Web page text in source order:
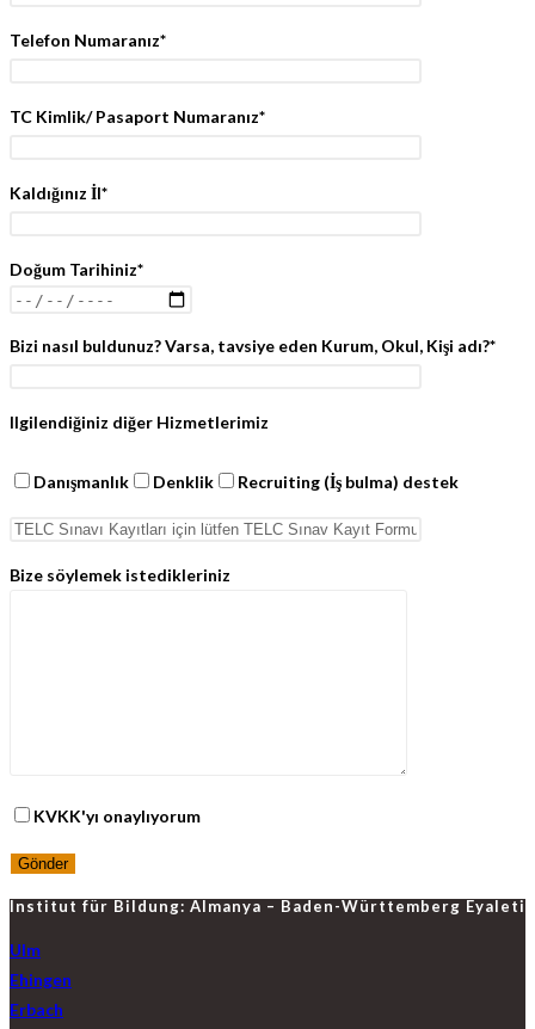
Telefon Numaranız*
TC Kimlik/ Pasaport Numaranız*
Kaldığınız İl*
Doğum Tarihiniz*
Bizi nasıl buldunuz? Varsa, tavsiye eden Kurum, Okul, Kişi adı?*
Ilgilendiğiniz diğer Hizmetlerimiz
Danışmanlık Denklik Recruiting (İş bulma) destek
Bize söylemek istedikleriniz
KVKK'yı onaylıyorum
Institut für Bildung: Almanya – Baden-Württemberg Eyaleti
Ulm
Ehingen
Erbach